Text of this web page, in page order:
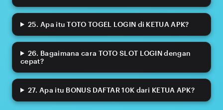
25. Apa itu TOTO TOGEL LOGIN di KETUA APK?
26. Bagaimana cara TOTO SLOT LOGIN dengan
cepat?
27. Apa itu BONUS DAFTAR 10K dari KETUA APK?